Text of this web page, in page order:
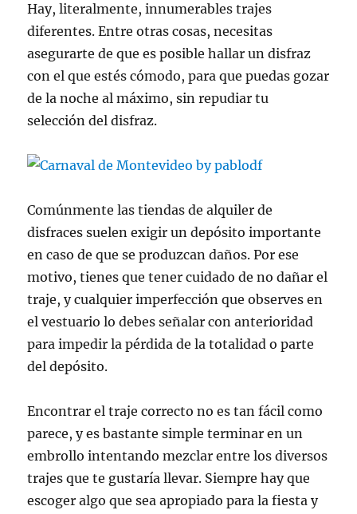
Hay, literalmente, innumerables trajes
diferentes. Entre otras cosas, necesitas
asegurarte de que es posible hallar un disfraz
con el que estés cómodo, para que puedas gozar
de la noche al máximo, sin repudiar tu
selección del disfraz.
Comúnmente las tiendas de alquiler de
disfraces suelen exigir un depósito importante
en caso de que se produzcan daños. Por ese
motivo, tienes que tener cuidado de no dañar el
traje, y cualquier imperfección que observes en
el vestuario lo debes señalar con anterioridad
para impedir la pérdida de la totalidad o parte
del depósito.
Encontrar el traje correcto no es tan fácil como
parece, y es bastante simple terminar en un
embrollo intentando mezclar entre los diversos
trajes que te gustaría llevar. Siempre hay que
escoger algo que sea apropiado para la fiesta y